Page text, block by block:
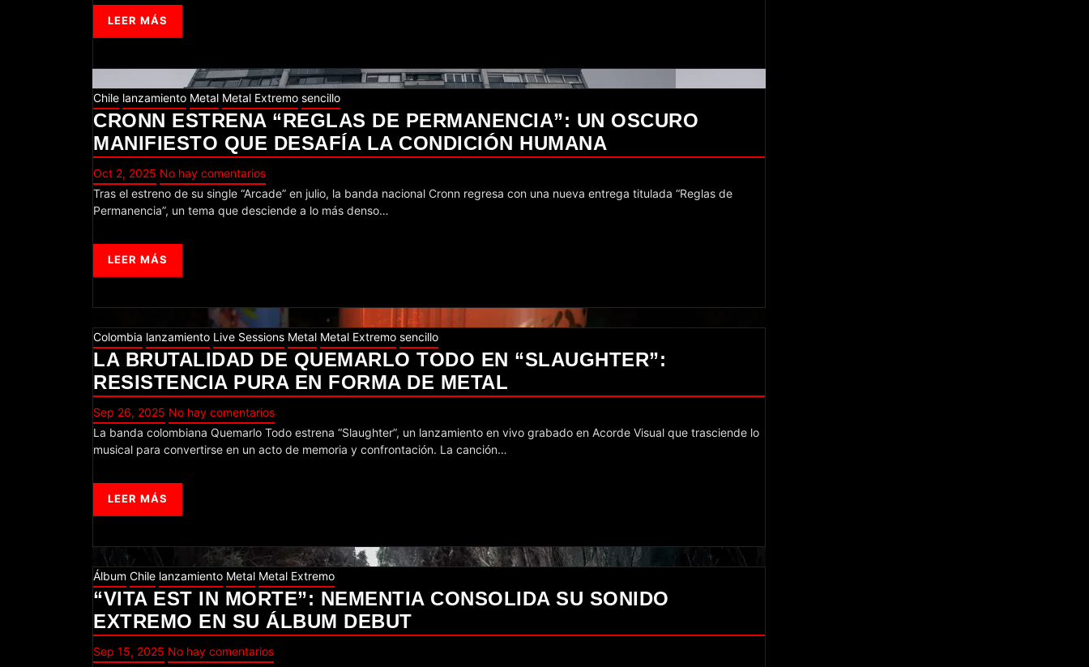
LEER MÁS
Chile lanzamiento Metal Metal Extremo sencillo
CRONN ESTRENA “REGLAS DE PERMANENCIA”: UN OSCURO
MANIFIESTO QUE DESAFÍA LA CONDICIÓN HUMANA
Oct 2, 2025 No hay comentarios
Tras el estreno de su single “Arcade” en julio, la banda nacional Cronn regresa con una nueva entrega titulada “Reglas de
Permanencia”, un tema que desciende a lo más denso…
LEER MÁS
Colombia lanzamiento Live Sessions Metal Metal Extremo sencillo
LA BRUTALIDAD DE QUEMARLO TODO EN “SLAUGHTER”:
RESISTENCIA PURA EN FORMA DE METAL
Sep 26, 2025 No hay comentarios
La banda colombiana Quemarlo Todo estrena “Slaughter”, un lanzamiento en vivo grabado en Acorde Visual que trasciende lo
musical para convertirse en un acto de memoria y confrontación. La canción…
LEER MÁS
Álbum Chile lanzamiento Metal Metal Extremo
“VITA EST IN MORTE”: NEMENTIA CONSOLIDA SU SONIDO
EXTREMO EN SU ÁLBUM DEBUT
Sep 15, 2025 No hay comentarios